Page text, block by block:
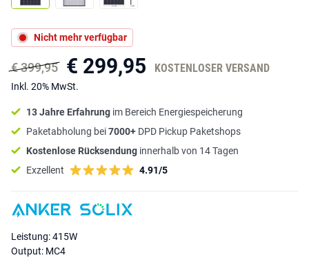
Nicht mehr verfügbar
€ 399,95 € 299,95 KOSTENLOSER VERSAND
Inkl. 20% MwSt.
13 Jahre Erfahrung im Bereich Energiespeicherung
Paketabholung bei7000+ DPD Pickup Paketshops
Kostenlose Rücksendung innerhalb von 14 Tagen
Exzellent
4.91/5
Leistung: 415W
Output: MC4